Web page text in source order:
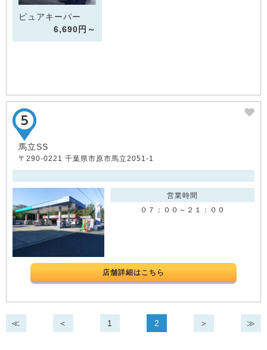
ピュアキーパー
6,690円～
馬立SS
〒290-0221 千葉県市原市馬立2051-1
営業時間
０７：００～２１：００
店舗詳細はこちら
≪ ＜ 1 2 ＞ ≫